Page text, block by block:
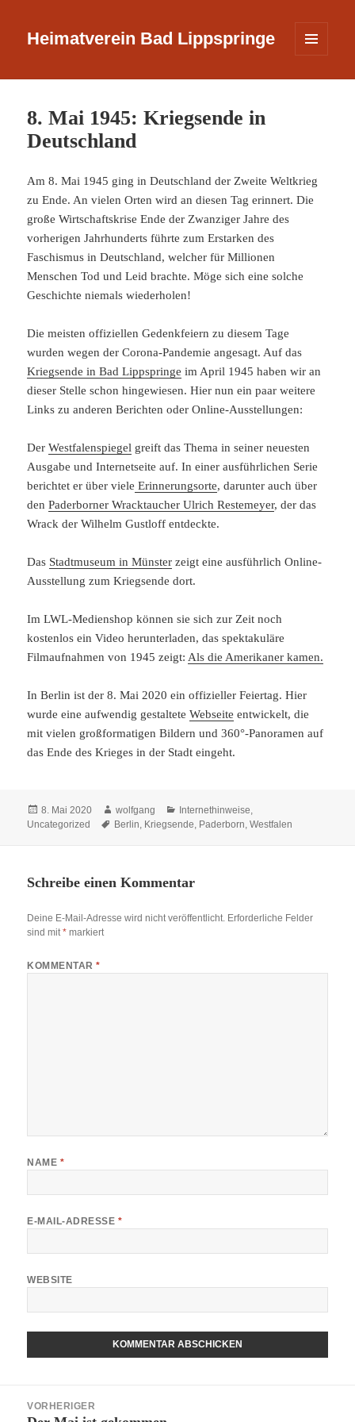
Heimatverein Bad Lippspringe
WIDGETS
8. Mai 1945: Kriegsende in
Deutschland
Am 8. Mai 1945 ging in Deutschland der Zweite Weltkrieg
zu Ende. An vielen Orten wird an diesen Tag erinnert. Die
große Wirtschaftskrise Ende der Zwanziger Jahre des
vorherigen Jahrhunderts führte zum Erstarken des
Faschismus in Deutschland, welcher für Millionen
Menschen Tod und Leid brachte. Möge sich eine solche
Geschichte niemals wiederholen!
Die meisten offiziellen Gedenkfeiern zu diesem Tage
wurden wegen der Corona-Pandemie angesagt. Auf das
Kriegsende in Bad Lippspringe im April 1945 haben wir an
dieser Stelle schon hingewiesen. Hier nun ein paar weitere
Links zu anderen Berichten oder Online-Ausstellungen:
DerWestfalenspiegel greift das Thema in seiner neuesten
Ausgabe und Internetseite auf. In einer ausführlichen Serie
berichtet er über viele Erinnerungsorte, darunter auch über
denPaderborner Wracktaucher Ulrich Restemeyer, der das
Wrack der Wilhelm Gustloff entdeckte.
Das Stadtmuseum in Münster zeigt eine ausführlich Online-
Ausstellung zum Kriegsende dort.
Im LWL-Medienshop können sie sich zur Zeit noch
kostenlos ein Video herunterladen, das spektakuläre
Filmaufnahmen von 1945 zeigt:Als die Amerikaner kamen.
In Berlin ist der 8. Mai 2020 ein offizieller Feiertag. Hier
wurde eine aufwendig gestalteteWebseite entwickelt, die
mit vielen großformatigen Bildern und 360°-Panoramen auf
das Ende des Krieges in der Stadt eingeht.
Veröffentlicht
am
8. Mai 2020 Autor
wolfgang Kategorien
Internethinweise,
Uncategorized
Schlagwörter
Berlin, Kriegsende, Paderborn,Westfalen
Schreibe einen Kommentar
Deine E-Mail-Adresse wird nicht veröffentlicht. Erforderliche Felder
sind mit* markiert
KOMMENTAR*
NAME *
E-MAIL-ADRESSE *
WEBSITE
VORHERIGER